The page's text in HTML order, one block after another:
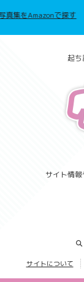
起ち
サイト情
サイトについて